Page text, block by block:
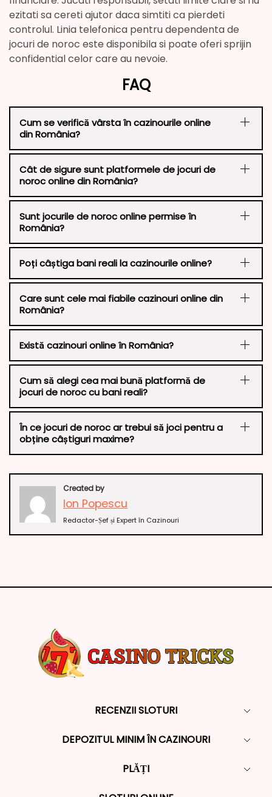
ezitati sa cereti ajutor daca simtiti ca pierdeti
controlul. Linia telefonica pentru dependenta de
jocuri de noroc este disponibila si poate oferi sprijin
confidential celor care au nevoie.
FAQ
Cum se verifică vârsta în cazinourile online
din România?
Cât de sigure sunt platformele de jocuri de
noroc online din România?
Sunt jocurile de noroc online permise în
România?
Poți câștiga bani reali la cazinourile online?
Care sunt cele mai fiabile cazinouri online din
România?
Există cazinouri online în România?
Cum să alegi cea mai bună platformă de
jocuri de noroc cu bani reali?
În ce jocuri de noroc ar trebui să joci pentru a
obține câștiguri maxime?
Created by
Ion Popescu
Redactor-Șef și Expert în Cazinouri
RECENZII SLOTURI
DEPOZITUL MINIM ÎN CAZINOURI
PLĂȚI